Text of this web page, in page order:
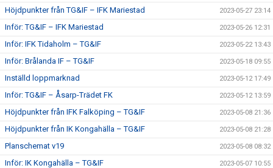
Höjdpunkter från TG&IF – IFK Mariestad 2023-05-27 23:14
Inför: TG&IF – IFK Mariestad 2023-05-26 12:31
Inför: IFK Tidaholm – TG&IF 2023-05-22 13:43
Inför: Brålanda IF – TG&IF 2023-05-18 09:55
Inställd loppmarknad 2023-05-12 17:49
Inför: TG&IF – Åsarp-Trädet FK 2023-05-12 13:59
Höjdpunkter från IFK Falköping – TG&IF 2023-05-08 21:36
Höjdpunkter från IK Kongahälla – TG&IF 2023-05-08 21:28
Planschemat v19 2023-05-08 08:32
Inför: IK Kongahälla – TG&IF 2023-05-07 10:55